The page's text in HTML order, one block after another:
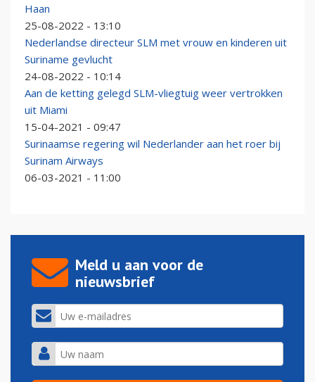
Haan
25-08-2022 - 13:10
Nederlandse directeur SLM met vrouw en kinderen uit
Suriname gevlucht
24-08-2022 - 10:14
Aan de ketting gelegd SLM-vliegtuig weer vertrokken
uit Miami
15-04-2021 - 09:47
Surinaamse regering wil Nederlander aan het roer bij
Surinam Airways
06-03-2021 - 11:00
Meld u aan voor de
nieuwsbrief